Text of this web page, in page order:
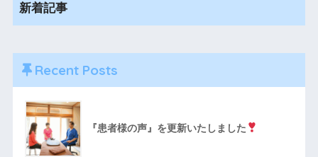
新着記事
Recent Posts
『患者様の声』を更新いたしました